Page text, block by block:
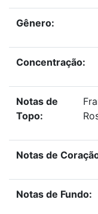
Gênero:
Concentração:
Notas de
Topo:
Notas de
Notas de Fundo: